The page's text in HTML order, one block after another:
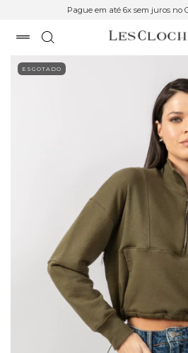
Pague em até 6x sem juros no
ESGOTADO